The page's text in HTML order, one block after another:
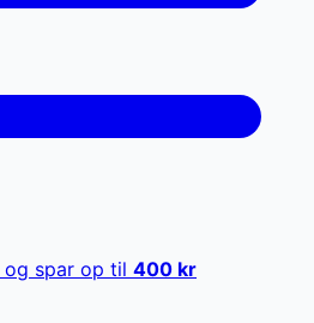
og spar op til 400 kr